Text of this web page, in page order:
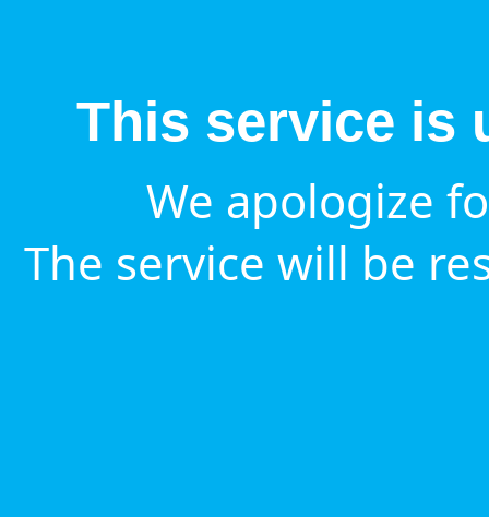
This service is
We apologize
The service will be